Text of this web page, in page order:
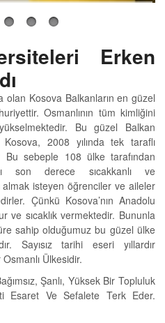
Erken
olan Kosova Balkanların en güzel
Osmanlının tüm kimliğini
Bu güzel Balkan
2008 yılında tek taraflı
sebeple 108 ülke tarafından
son derece sıcakkanlı ve
isteyen öğrenciler ve aileler
Çünkü Kosova’nın Anadolu
ve sıcaklık vermektedir. Bununla
sahip olduğumuz bu güzel ülke
Sayısız tarihi eseri yıllardır
Ülkesidir.
Şanlı, Yüksek Bir Topluluk
Esaret Ve Sefalete Terk Eder.